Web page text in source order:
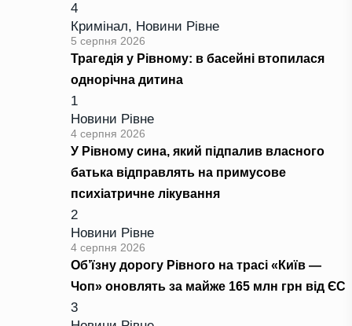
4
Кримінал, Новини Рівне
5 серпня 2026
Трагедія у Рівному: в басейні втопилася
однорічна дитина
1
Новини Рівне
4 серпня 2026
У Рівному сина, який підпалив власного
батька відправлять на примусове
психіатричне лікування
2
Новини Рівне
4 серпня 2026
Об’їзну дорогу Рівного на трасі «Київ —
Чоп» оновлять за майже 165 млн грн від ЄС
3